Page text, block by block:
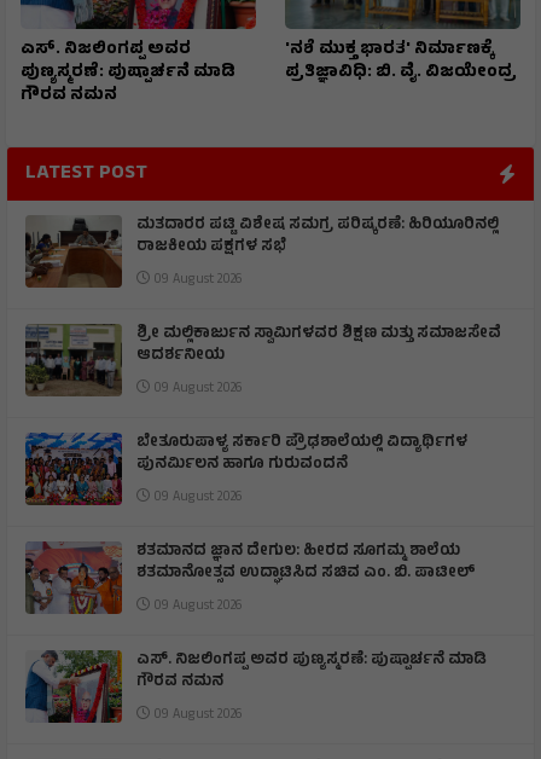
ಎಸ್. ನಿಜಲಿಂಗಪ್ಪ ಅವರ
ಪುಣ್ಯಸ್ಮರಣೆ: ಪುಷ್ಪಾರ್ಚನೆ ಮಾಡಿ
ಗೌರವ ನಮನ​
'ನಶೆ ಮುಕ್ತ ಭಾರತ' ನಿರ್ಮಾಣಕ್ಕೆ
ಪ್ರತಿಜ್ಞಾವಿಧಿ: ಬಿ. ವೈ. ವಿಜಯೇಂದ್ರ
LATEST POST
ಮತದಾರರ ಪಟ್ಟಿ ವಿಶೇಷ ಸಮಗ್ರ ಪರಿಷ್ಕರಣೆ: ಹಿರಿಯೂರಿನಲ್ಲಿ
ರಾಜಕೀಯ ಪಕ್ಷಗಳ ಸಭೆ
09 August 2026
ಶ್ರೀ ಮಲ್ಲಿಕಾರ್ಜುನ ಸ್ವಾಮಿಗಳವರ ಶಿಕ್ಷಣ ಮತ್ತು ಸಮಾಜಸೇವೆ
ಆದರ್ಶನೀಯ
09 August 2026
ಬೇತೂರುಪಾಳ್ಯ ಸರ್ಕಾರಿ ಪ್ರೌಢಶಾಲೆಯಲ್ಲಿ ವಿದ್ಯಾರ್ಥಿಗಳ
ಪುನರ್ಮಿಲನ ಹಾಗೂ ಗುರುವಂದನೆ
09 August 2026
ಶತಮಾನದ ಜ್ಞಾನ ದೇಗುಲ: ಹೀರದ ಸೂಗಮ್ಮ ಶಾಲೆಯ
ಶತಮಾನೋತ್ಸವ ಉದ್ಘಾಟಿಸಿದ ಸಚಿವ ಎಂ. ಬಿ. ಪಾಟೀಲ್
09 August 2026
ಎಸ್. ನಿಜಲಿಂಗಪ್ಪ ಅವರ ಪುಣ್ಯಸ್ಮರಣೆ: ಪುಷ್ಪಾರ್ಚನೆ ಮಾಡಿ
ಗೌರವ ನಮನ​
09 August 2026